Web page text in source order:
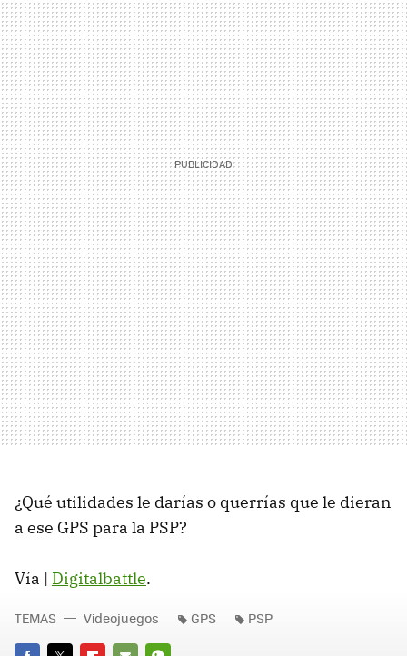
¿Qué utilidades le darías o querrías que le dieran
a ese GPS para la PSP?
Vía | Digitalbattle.
TEMAS Videojuegos GPS PSP